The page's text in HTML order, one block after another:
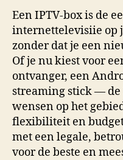
Een IPTV-box is de
internettelevisiie op
zonder dat je een
Of je nu kiest voor
ontvanger, een
streaming stick — de
wensen op het
flexibiliteit en
met een legale,
voor de beste en